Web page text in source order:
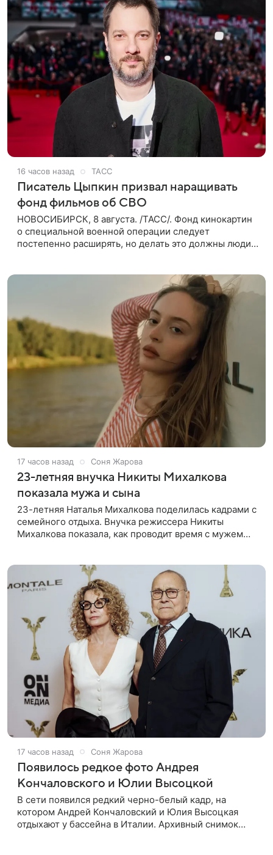
16 часов назад ТАСС
Писатель Цыпкин призвал наращивать
фонд фильмов об СВО
НОВОСИБИРСК, 8 августа. /ТАСС/. Фонд кинокартин
о специальной военной операции следует
постепенно расширять, но делать это должны люди,
17 часов назад Соня Жарова
23-летняя внучка Никиты Михалкова
показала мужа и сына
23-летняя Наталья Михалкова поделилась кадрами с
семейного отдыха. Внучка режиссера Никиты
Михалкова показала, как проводит время с мужем
17 часов назад Соня Жарова
Появилось редкое фото Андрея
Кончаловского и Юлии Высоцкой
В сети появился редкий черно-белый кадр, на
котором Андрей Кончаловский и Юлия Высоцкая
отдыхают у бассейна в Италии. Архивный снимок